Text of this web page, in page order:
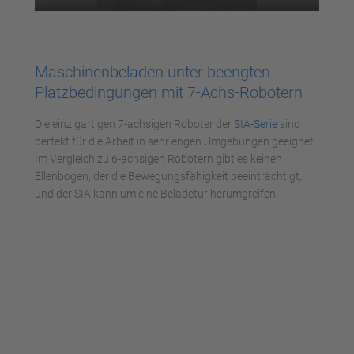
Maschinenbeladen unter beengten
Platzbedingungen mit 7-Achs-Robotern
Die einzigartigen 7-achsigen Roboter der SIA-Serie sind
perfekt für die Arbeit in sehr engen Umgebungen geeignet.
Im Vergleich zu 6-achsigen Robotern gibt es keinen
Ellenbogen, der die Bewegungsfähigkeit beeinträchtigt,
und der SIA kann um eine Beladetür herumgreifen.